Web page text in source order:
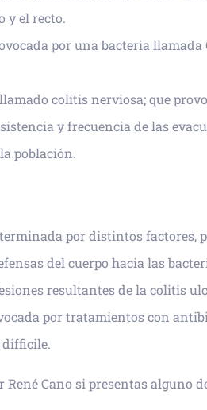
y el recto.
por una bacteria
colitis nerviosa; que
y frecuencia de las
población.
por distintos factores,
del cuerpo hacia las
resultantes de la colitis
por tratamientos con
difficile.
Cano si presentas alguno